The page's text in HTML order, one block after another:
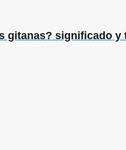
gitanas? significado y